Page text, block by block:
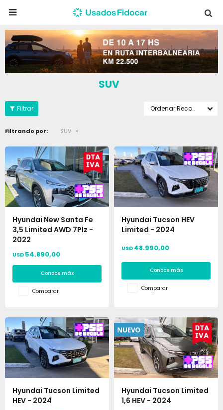

SUV
Recomendados
Filtrando por: SUV
Hyundai New Santa Fe
3,5 Limited AWD 7Plz -
2022
USD 54.890,00
Conoce más
Comparar
Hyundai Tucson HEV
Limited - 2024
USD 48.990,00
Conoce más
Comparar
Hyundai Tucson Limited
HEV - 2024
Hyundai Tucson Limited
1,6 HEV - 2024